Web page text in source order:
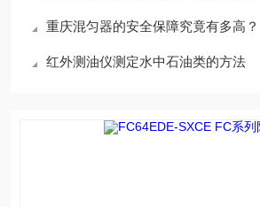
重庆混匀器的安全保障究竟有多高？
红外测油仪测定水中石油类的方法